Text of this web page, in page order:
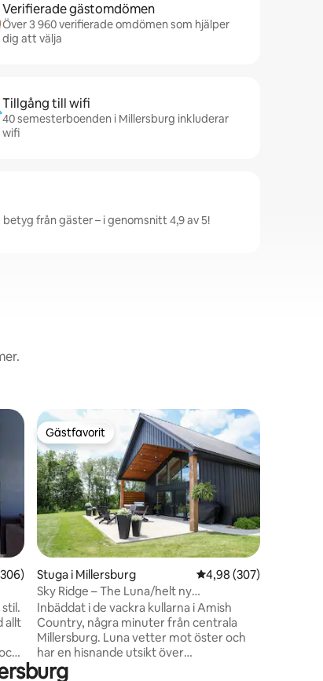
Verifierade gästomdömen
Över 3 960 verifierade omdömen som hjälper
dig att välja
Tillgång till wifi
40 semesterboenden i Millersburg inkluderar
wifi
från gäster – i genomsnitt 4,9 av 5!
5 i genomsnittligt betyg, 306 omdömen
allt
Gästfavorit
Gästfavorit
Stuga i Millersburg 4,98 av 5 i
4,98 (307)
Sky Ridge – The Luna/helt ny
stuga/Amish Country
Inbäddat i de vackra kullarna i Amish
Country, några minuter från centrala
Millersburg. Luna vetter mot öster och
har en hisnande utsikt över
soluppgången varje morgon. Oavsett om